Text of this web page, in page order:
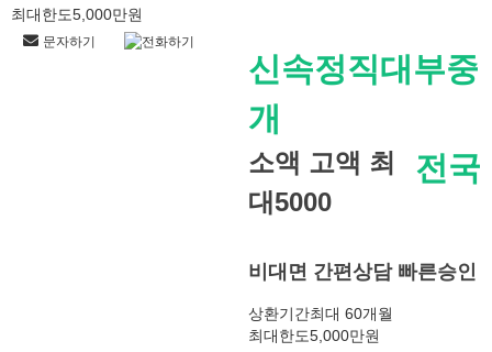
최대한도5,000만원
문자하기 전화하기
신속정직대부중
개
전국
소액 고액 최
대5000
비대면 간편상담 빠른승인
상환기간최대 60개월
최대한도5,000만원